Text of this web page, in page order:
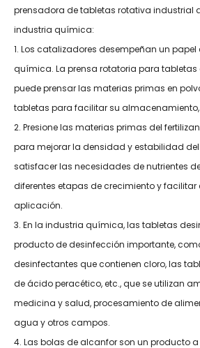
prensadora de tabletas rotativa industrial
industria química:
1. Los catalizadores desempeñan un
química. La prensa rotatoria para
puede prensar las materias primas en
tabletas para facilitar su almacenamiento,
2. Presione las materias primas del
para mejorar la densidad y estabilidad
satisfacer las necesidades de nutrientes
diferentes etapas de crecimiento y facilitar
aplicación.
3. En la industria química, las tabletas
producto de desinfección importante,
desinfectantes que contienen cloro, las
de ácido peracético, etc., que se utilizan
medicina y salud, procesamiento de
agua y otros campos.
4. Las bolas de alcanfor son un producto